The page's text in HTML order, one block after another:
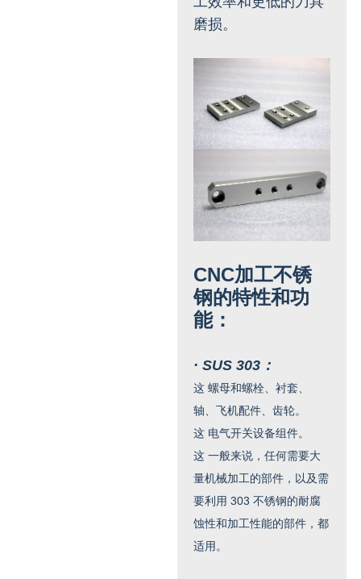
磨损。
CNC加工不锈
钢的特性和功
能：
· SUS 303：
这 螺母和螺栓、衬套、
轴、飞机配件、齿轮。
这 电气开关设备组件。
这 一般来说，任何需要大
量机械加工的部件，以及需
要利用 303 不锈钢的耐腐
蚀性和加工性能的部件，都
适用。